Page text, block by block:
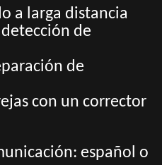
a larga distancia
de
de
con un corrector
español o